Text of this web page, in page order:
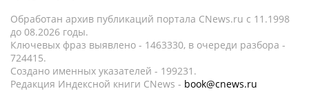
Обработан архив публикаций портала CNews.ru c 11.1998
до 08.2026 годы.
Ключевых фраз выявлено - 1463330, в очереди разбора -
724415.
Создано именных указателей - 199231.
Редакция Индексной книги CNews - book@cnews.ru